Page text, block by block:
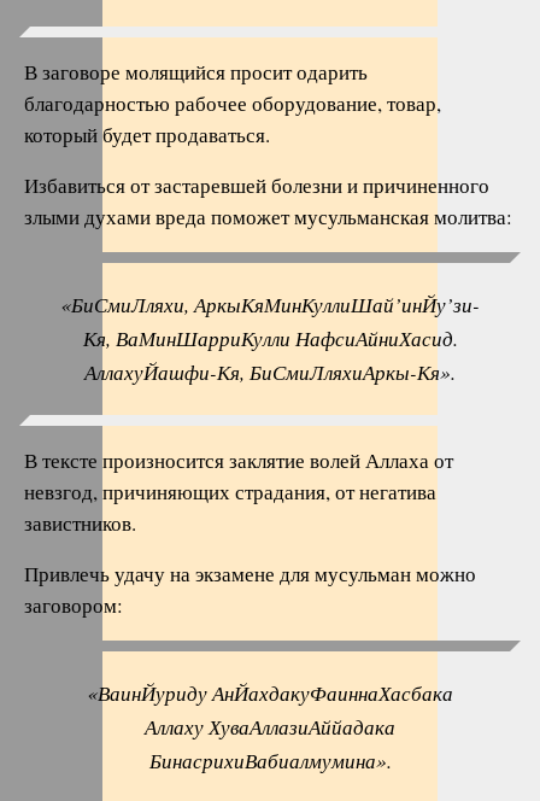
В заговоре молящийся просит одарить
благодарностью рабочее оборудование, товар,
который будет продаваться.
Избавиться от застаревшей болезни и причиненного
злыми духами вреда поможет мусульманская молитва:
«БиСмиЛляхи, АркыКяМинКуллиШай’инЙу’зи-
Кя, ВаМинШарриКулли НафсиАйниХасид.
АллахуЙашфи-Кя, БиСмиЛляхиАркы-Кя».
В тексте произносится заклятие волей Аллаха от
невзгод, причиняющих страдания, от негатива
завистников.
Привлечь удачу на экзамене для мусульман можно
заговором:
«ВаинЙуриду АнЙахдакуФаиннаХасбака
Аллаху ХуваАллазиАййадака
БинасрихиВабиалмумина».